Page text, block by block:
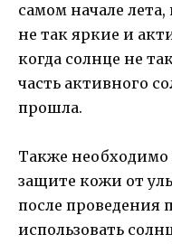
самом начале
не так яркие и
когда солнце не
часть активного
прошла.
Также
защите кожи от
после проведения
использовать